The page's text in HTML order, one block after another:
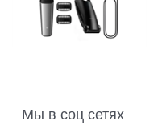
Мы в соц сетях